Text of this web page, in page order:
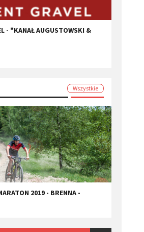
- "KANAŁ AUGUSTOWSKI &
Wszystkie
2019 - BRENNA -